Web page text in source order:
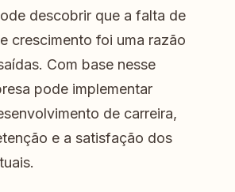
descobrir que a falta de
crescimento foi uma razão
Com base nesse
pode implementar
de carreira,
e a satisfação dos